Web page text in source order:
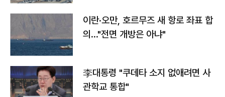
이란·오만, 호르무즈 새 항로 좌표 합
의…"전면 개방은 아냐"
李대통령 "쿠데타 소지 없애려면 사
관학교 통합"